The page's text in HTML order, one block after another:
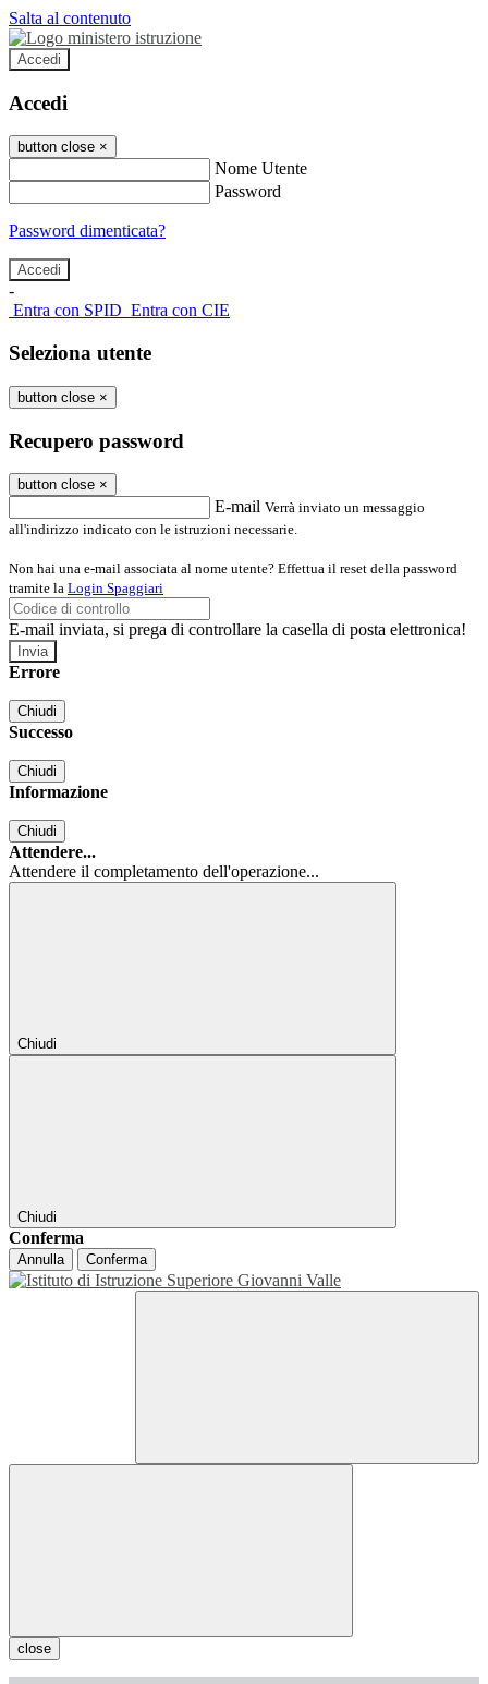
Salta al contenuto
Accedi
Accedi
button close ×
Nome Utente
Password
Password dimenticata?
-
Entra con SPID Entra con CIE
Seleziona utente
button close ×
Recupero password
button close ×
E-mail Verrà inviato un messaggio
all'indirizzo indicato con le istruzioni necessarie.
Non hai una e-mail associata al nome utente? Effettua il reset della password
tramite la Login Spaggiari
E-mail inviata, si prega di controllare la casella di posta elettronica!
Errore
Chiudi
Successo
Chiudi
Informazione
Chiudi
Attendere...
Attendere il completamento dell'operazione...
Chiudi
Chiudi
Conferma
Annulla Conferma
close